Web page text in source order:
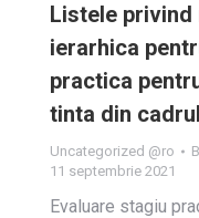
Listele
ierarhica
practica
tinta din
Uncategorized @ro
11 septembrie 2021
Evaluare stagiu